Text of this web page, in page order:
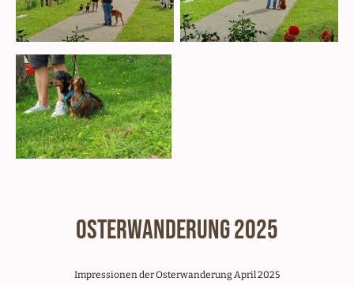
Osterwanderung 2025
Impressionen der Osterwanderung April 2025